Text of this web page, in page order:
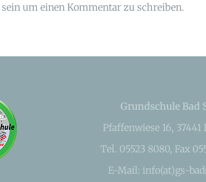
sein um einen Kommentar zu schreiben.
Grundschule Bad
Pfaffenwiese 16, 37441
Tel. 05523 8080, Fax
E-Mail: info(at)gs-